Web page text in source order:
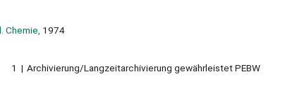
Chemie, 1974
1
Archivierung/Langzeitarchivierung gewährleistet PEBW